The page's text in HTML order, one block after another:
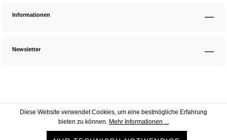
Informationen
Newsletter
Diese Website verwendet Cookies, um eine bestmögliche Erfahrung
bieten zu können. Mehr Informationen ...